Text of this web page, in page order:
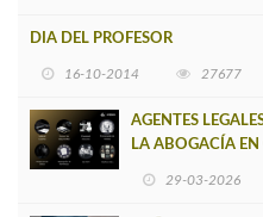
DIA DEL PROFESOR
16-10-2014 27677
AGENTES
LA ABOGACÍA EN
29-03-2026